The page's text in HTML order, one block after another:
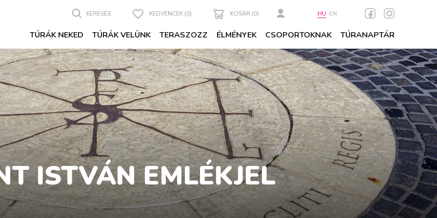
TÚRÁK NEKED TÚRÁK VELÜNK TERASZOZZ ÉLMÉNYEK CSOPORTOKNAK TÚRANAPTÁR
KERESÉS KEDVENCEK (0) KOSÁR (0) HU EN
ISTVÁN EMLÉKJEL